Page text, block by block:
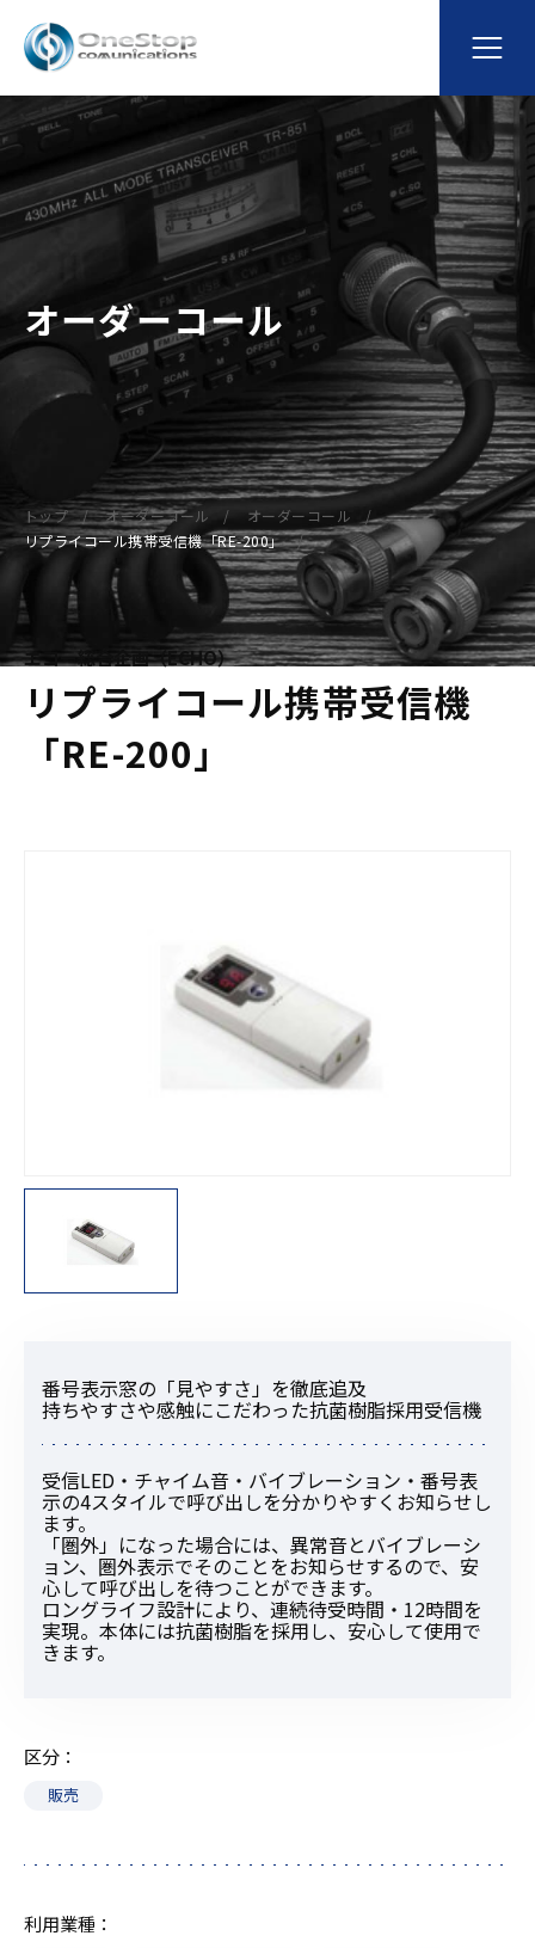
オーダーコール
トップ オーダーコール
オーダーコール
リプライコール携帯受信機「RE-200」
エコー総合企画（ECHO）
リプライコール携帯受信機
「RE-200」
番号表示窓の「見やすさ」を徹底追及
持ちやすさや感触にこだわった抗菌樹脂採用受信機
受信LED・チャイム音・バイブレーション・番号表
示の4スタイルで呼び出しを分かりやすくお知らせし
ます。
「圏外」になった場合には、異常音とバイブレーシ
ョン、圏外表示でそのことをお知らせするので、安
心して呼び出しを待つことができます。
ロングライフ設計により、連続待受時間・12時間を
実現。本体には抗菌樹脂を採用し、安心して使用で
きます。
区分
販売
利用業種